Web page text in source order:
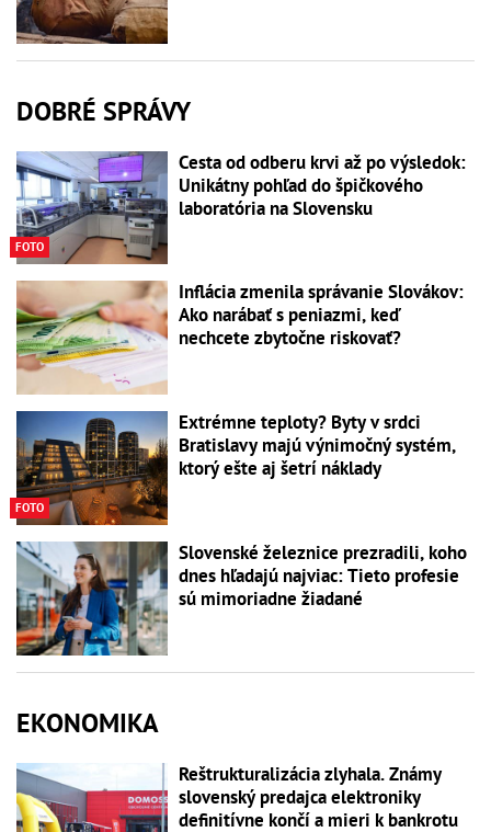
DOBRÉ SPRÁVY
FOTO
Cesta od odberu krvi až po výsledok:
Unikátny pohľad do špičkového
laboratória na Slovensku
Inflácia zmenila správanie Slovákov:
Ako narábať s peniazmi, keď
nechcete zbytočne riskovať?
FOTO
Extrémne teploty? Byty v srdci
Bratislavy majú výnimočný systém,
ktorý ešte aj šetrí náklady
Slovenské železnice prezradili, koho
dnes hľadajú najviac: Tieto profesie
sú mimoriadne žiadané
EKONOMIKA
Reštrukturalizácia zlyhala. Známy
slovenský predajca elektroniky
definitívne končí a mieri k bankrotu